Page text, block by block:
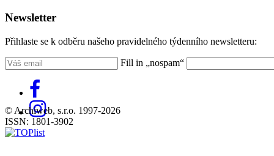
Newsletter
Přihlaste se k odběru našeho pravidelného týdenního newsletteru:
Fill in „nospam“
© Archiweb, s.r.o. 1997-2026
ISSN: 1801-3902